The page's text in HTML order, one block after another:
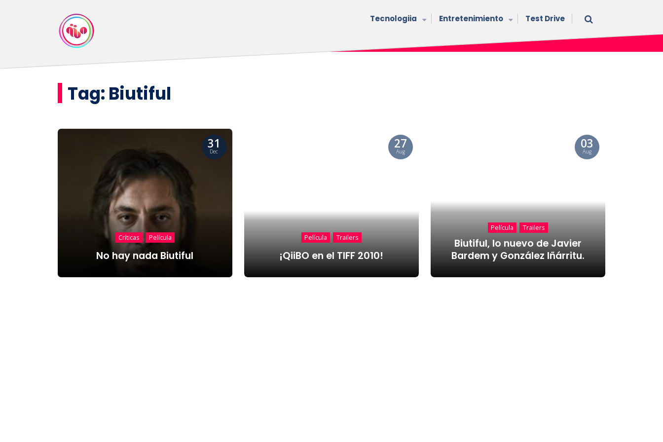
Tecnologiia Entretenimiento Test Drive
Tag: Biutiful
31
Dec
Críticas Película
No hay nada Biutiful
27
Aug
Película Trailers
¡QiiBO en el TIFF 2010!
03
Aug
Película Trailers
Biutiful, lo nuevo de Javier
Bardem y González Iñárritu.